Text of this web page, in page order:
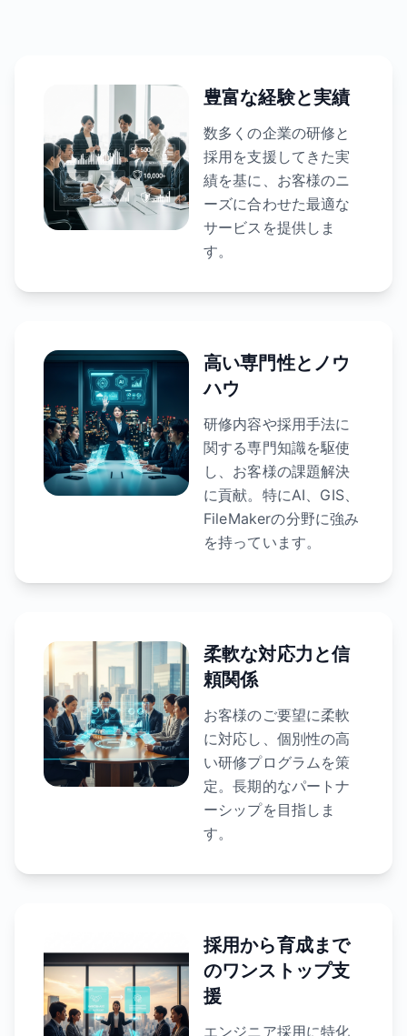
豊富な経験と実績
数多くの企業の研修と
採用を支援してきた実
績を基に、お客様のニ
ーズに合わせた最適な
サービスを提供しま
す。
高い専門性とノウ
ハウ
研修内容や採用手法に
関する専門知識を駆使
し、お客様の課題解決
に貢献。特にAI、GIS、
FileMakerの分野に強み
を持っています。
柔軟な対応力と信
頼関係
お客様のご要望に柔軟
に対応し、個別性の高
い研修プログラムを策
定。長期的なパートナ
ーシップを目指しま
す。
採用から育成まで
のワンストップ支
援
エンジニア採用に特化